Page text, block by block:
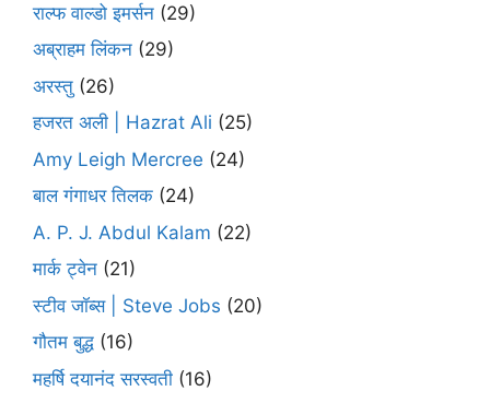
राल्फ वाल्डो इमर्सन (29)
अब्राहम लिंकन (29)
अरस्तु (26)
हजरत अली | Hazrat Ali (25)
Amy Leigh Mercree (24)
बाल गंगाधर तिलक (24)
A. P. J. Abdul Kalam (22)
मार्क ट्वेन (21)
स्टीव जॉब्स | Steve Jobs (20)
गौतम बुद्ध (16)
महर्षि दयानंद सरस्वती (16)